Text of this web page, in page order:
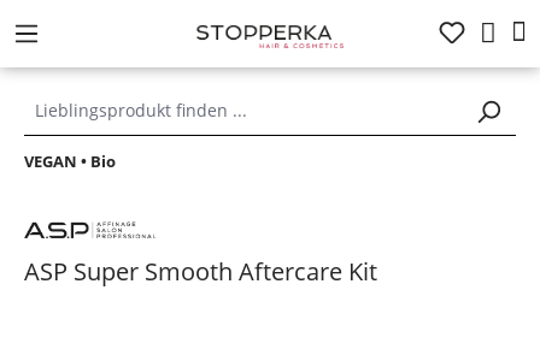
springen
VEGAN • Bio
ASP Super Smooth Aftercare Kit